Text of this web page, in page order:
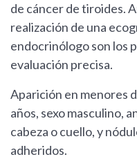
de cáncer de tiroides.
realización de una
endocrinólogo son los
evaluación precisa.
Aparición en menores
años, sexo masculino,
cabeza o cuello, y
adheridos.